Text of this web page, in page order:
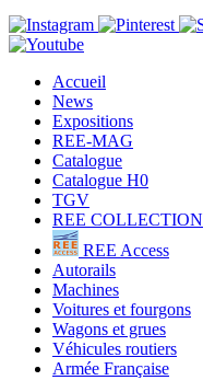
Accueil
News
Expositions
REE-MAG
Catalogue
Catalogue H0
TGV
REE COLLECTION
REE Access
Autorails
Machines
Voitures et fourgons
Wagons et grues
Véhicules routiers
Armée Française